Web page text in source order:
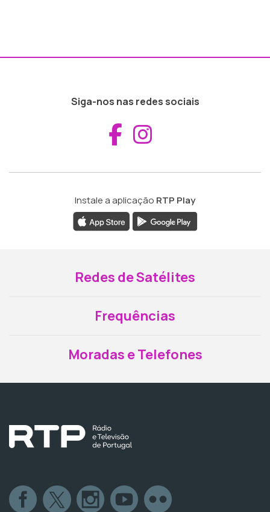
Siga-nos nas redes sociais
Aceder ao
Instale a aplicação RTP Play
Redes de Satélites
Frequências
Moradas e Telefones